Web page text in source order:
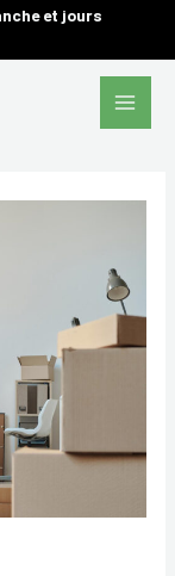
et jours
Main